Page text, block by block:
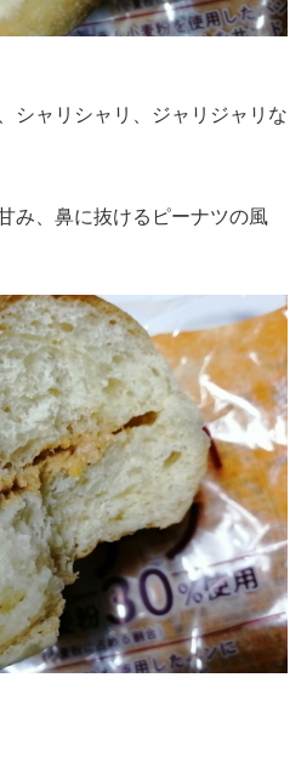
シャリシャリ、ジャリジャリな
み、鼻に抜けるピーナツの風